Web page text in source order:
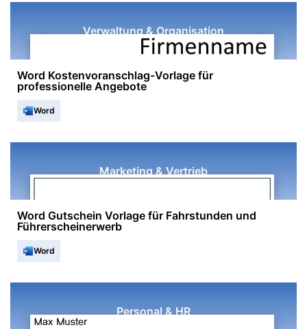
Verwaltung & Organisation
Word Kostenvoranschlag-Vorlage für
professionelle Angebote
Word
Marketing & Vertrieb
Word Gutschein Vorlage für Fahrstunden und
Führerscheinerwerb
Word
Personal & HR